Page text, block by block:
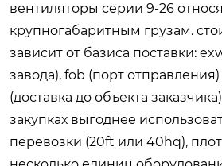
вентиляторы серии 9-26
крупногабаритным грузам.
зависит от базиса поставки:
завода), fob (порт
(доставка до объекта
закупках выгоднее
перевозки (20ft или 40hq),